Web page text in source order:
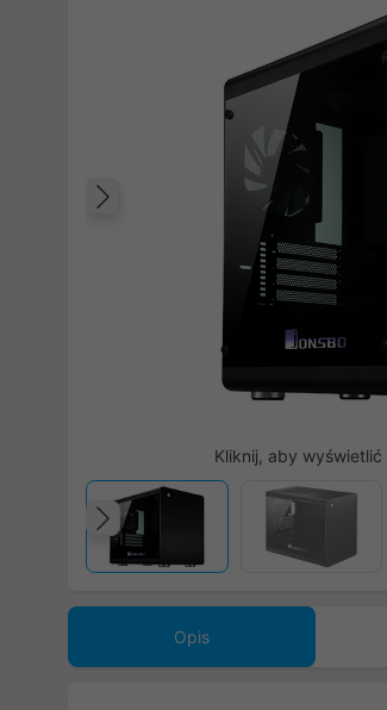
Poprzedni
Kliknij, aby
Poprzedni
Opis